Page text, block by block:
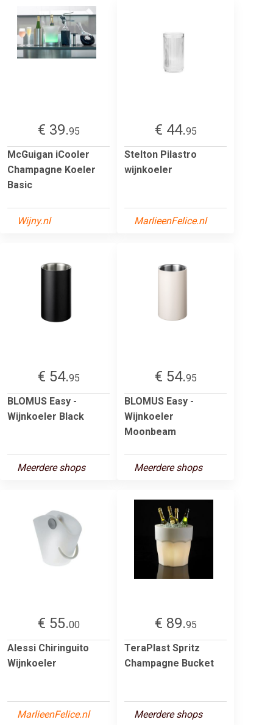
€ 39.95
McGuigan iCooler
Champagne Koeler
Basic
Wijny.nl
€ 44.95
Stelton Pilastro
wijnkoeler
MarlieenFelice.nl
€ 54.95
BLOMUS Easy -
Wijnkoeler Black
Meerdere shops
€ 54.95
BLOMUS Easy -
Wijnkoeler
Moonbeam
Meerdere shops
€ 55.00
Alessi Chiringuito
Wijnkoeler
MarlieenFelice.nl
€ 89.95
TeraPlast Spritz
Champagne Bucket
Meerdere shops